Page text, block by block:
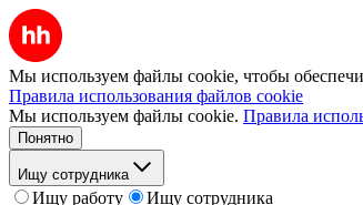
Мы используем файлы cookie, чтобы
Правила использования файлов cookie
Мы используем файлы cookie. Правила
Понятно
Ищу сотрудника
Ищу работу
Ищу сотрудника